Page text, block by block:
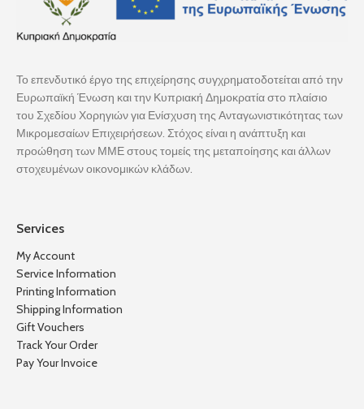
Το επενδυτικό έργο της επιχείρησης συγχρηματοδοτείται από την
Ευρωπαϊκή Ένωση και την Κυπριακή Δημοκρατία στο πλαίσιο
του Σχεδίου Χορηγιών για Ενίσχυση της Ανταγωνιστικότητας των
Μικρομεσαίων Επιχειρήσεων. Στόχος είναι η ανάπτυξη και
προώθηση των ΜΜΕ στους τομείς της μεταποίησης και άλλων
στοχευμένων οικονομικών κλάδων.
Services
My Account
Service Information
Printing Information
Shipping Information
Gift Vouchers
Track Your Order
Pay Your Invoice